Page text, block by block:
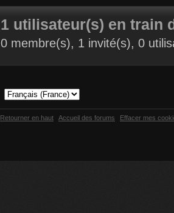
1 utilisateur(s) en train
0 membre(s), 1 invité(s), 0
Retourner en haut Accueil des forums Effacer mes